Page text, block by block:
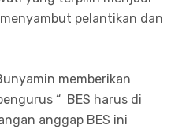
pelantikan dan
memberikan
“ BES harus di
anggap BES ini